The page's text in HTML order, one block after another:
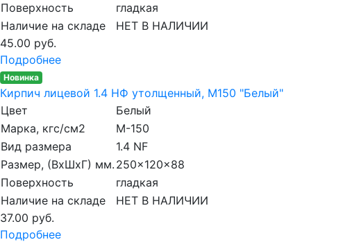
Поверхность
гладкая
Наличие на складе
НЕТ В НАЛИЧИИ
45.00 руб.
Подробнее
Новинка
Кирпич лицевой 1.4 НФ утолщенный, M150 "Белый"
Цвет
Белый
Марка, кгс/см2
M-150
Вид размера
1.4 NF
Размер, (ВхШхГ) мм. 250x120x88
Поверхность
гладкая
Наличие на складе
НЕТ В НАЛИЧИИ
37.00 руб.
Подробнее